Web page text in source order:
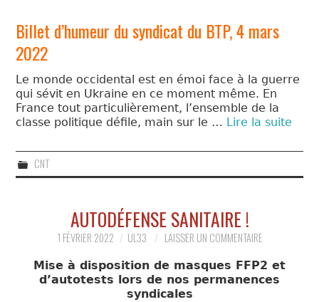
Billet d’humeur du syndicat du BTP, 4 mars
2022
Le monde occidental est en émoi face à la guerre
qui sévit en Ukraine en ce moment même. En
France tout particulièrement, l’ensemble de la
classe politique défile, main sur le … Lire la suite
CNT
AUTODÉFENSE SANITAIRE !
1 FÉVRIER 2022 UL33 LAISSER UN COMMENTAIRE
Mise à disposition de masques FFP2 et
d’autotests lors de nos permanences
syndicales